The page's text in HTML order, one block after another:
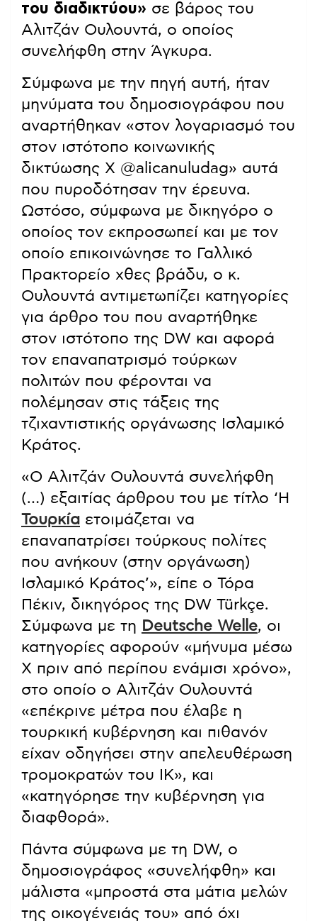
του διαδικτύου» σε βάρος του
Αλιτζάν Ουλουντά, ο οποίος
συνελήφθη στην Άγκυρα.
Σύμφωνα με την πηγή αυτή, ήταν
μηνύματα του δημοσιογράφου που
αναρτήθηκαν «στον λογαριασμό του
στον ιστότοπο κοινωνικής
δικτύωσης X @alicanuludag» αυτά
που πυροδότησαν την έρευνα.
Ωστόσο, σύμφωνα με δικηγόρο ο
οποίος τον εκπροσωπεί και με τον
οποίο επικοινώνησε το Γαλλικό
Πρακτορείο χθες βράδυ, ο κ.
Ουλουντά αντιμετωπίζει κατηγορίες
για άρθρο του που αναρτήθηκε
στον ιστότοπο της DW και αφορά
τον επαναπατρισμό τούρκων
πολιτών που φέρονται να
πολέμησαν στις τάξεις της
τζιχαντιστικής οργάνωσης Ισλαμικό
Κράτος.
«Ο Αλιτζάν Ουλουντά συνελήφθη
(…) εξαιτίας άρθρου του με τίτλο ‘Η
Τουρκία ετοιμάζεται να
επαναπατρίσει τούρκους πολίτες
που ανήκουν (στην οργάνωση)
Ισλαμικό Κράτος’», είπε ο Τόρα
Πέκιν, δικηγόρος της DW Türkçe.
Σύμφωνα με τη Deutsche Welle, οι
κατηγορίες αφορούν «μήνυμα μέσω
X πριν από περίπου ενάμισι χρόνο»,
στο οποίο ο Αλιτζάν Ουλουντά
«επέκρινε μέτρα που έλαβε η
τουρκική κυβέρνηση και πιθανόν
είχαν οδηγήσει στην απελευθέρωση
τρομοκρατών του ΙΚ», και
«κατηγόρησε την κυβέρνηση για
διαφθορά».
Πάντα σύμφωνα με τη DW, ο
δημοσιογράφος «συνελήφθη» και
μάλιστα «μπροστά στα μάτια μελών
της οικογένειάς του» από όχι